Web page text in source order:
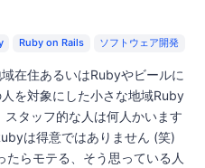
Ruby on Rails ソフトウェア開発
在住あるいはRubyやビールに
を対象にした小さな地域Ruby
スタッフ的な人は何人かいます
は得意ではありません (笑)
たらモテる、そう思っている人